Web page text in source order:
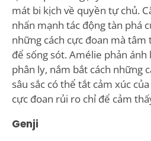
mát bi kịch về quyền tự chủ.
nhấn mạnh tác động tàn phá
những cách cực đoan mà
để sống sót. Amélie phản ánh
phân ly, nắm bắt cách những
sâu sắc có thể tắt cảm xúc
cực đoan rủi ro chỉ để cảm
Genji